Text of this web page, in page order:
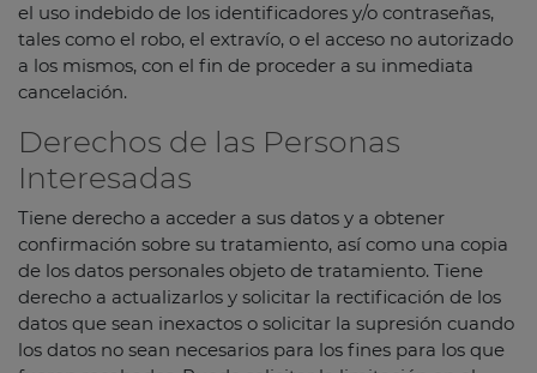
el uso indebido de los identificadores y/o contraseñas,
tales como el robo, el extravío, o el acceso no autorizado
a los mismos, con el fin de proceder a su inmediata
cancelación.
Derechos de las Personas
Interesadas
Tiene derecho a acceder a sus datos y a obtener
confirmación sobre su tratamiento, así como una copia
de los datos personales objeto de tratamiento. Tiene
derecho a actualizarlos y solicitar la rectificación de los
datos que sean inexactos o solicitar la supresión cuando
los datos no sean necesarios para los fines para los que